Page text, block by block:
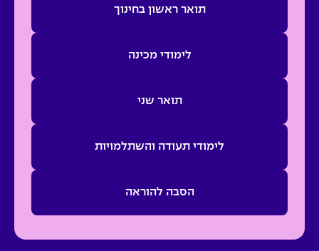
תואר ראשון בחינוך
לימודי מכינה
תואר שני
לימודי תעודה והשתלמויות
הסבה להוראה